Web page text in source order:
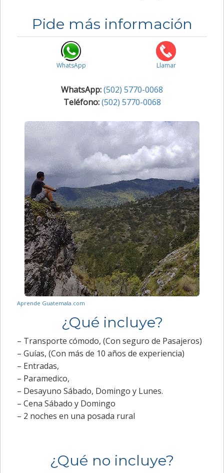
Pide más información
WhatsApp Llamar
WhatsApp:(502) 5770-0068
Teléfono: (502) 5770-0068
Aprende Guatemala.com
¿Qué incluye?
– Transporte cómodo, (Con seguro de Pasajeros)
– Guías, (Con más de 10 años de experiencia)
– Entradas,
– Paramedico,
– Desayuno Sábado, Domingo y Lunes.
– Cena Sábado y Domingo
– 2 noches en una posada rural
¿Qué no incluye?